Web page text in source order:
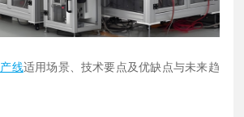
线适用场景、技术要点及优缺点与未来趋